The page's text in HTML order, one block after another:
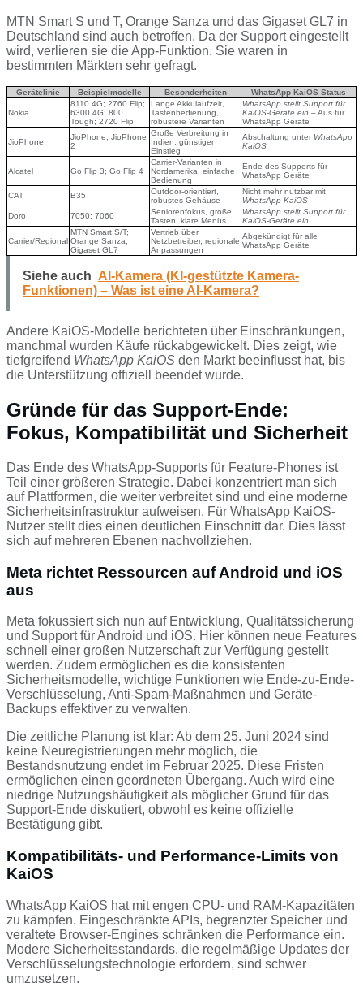
MTN Smart S und T, Orange Sanza und das Gigaset GL7 in
Deutschland sind auch betroffen. Da der Support eingestellt
wird, verlieren sie die App-Funktion. Sie waren in
bestimmten Märkten sehr gefragt.
Gerätelinie Beispielmodelle Besonderheiten WhatsApp KaiOS Status
Nokia
8110 4G; 2760 Flip;
6300 4G; 800
Tough; 2720 Flip
Lange Akkulaufzeit,
Tastenbedienung,
robustere Varianten
WhatsApp stellt Support für
KaiOS-Geräte ein – Aus für
WhatsApp Geräte
JioPhone
JioPhone; JioPhone
2
Große Verbreitung in
Indien, günstiger
Einstieg
Abschaltung unter WhatsApp
KaiOS
Alcatel Go Flip 3; Go Flip 4
Carrier-Varianten in
Nordamerika, einfache
Bedienung
Ende des Supports für
WhatsApp Geräte
CAT B35
Outdoor-orientiert,
robustes Gehäuse
Nicht mehr nutzbar mit
WhatsApp KaiOS
Doro
7050; 7060
Seniorenfokus, große
Tasten, klare Menüs
WhatsApp stellt Support für
KaiOS-Geräte ein
Carrier/Regional
MTN Smart S/T;
Orange Sanza;
Gigaset GL7
Vertrieb über
Netzbetreiber, regionale
Anpassungen
Abgekündigt für alle
WhatsApp Geräte
Siehe auch AI-Kamera (KI-gestützte Kamera-
Funktionen) – Was ist eine AI-Kamera?
Andere KaiOS-Modelle berichteten über Einschränkungen,
manchmal wurden Käufe rückabgewickelt. Dies zeigt, wie
tiefgreifend WhatsApp KaiOS den Markt beeinflusst hat, bis
die Unterstützung offiziell beendet wurde.
Gründe für das Support-Ende:
Fokus, Kompatibilität und Sicherheit
Das Ende des WhatsApp-Supports für Feature-Phones ist
Teil einer größeren Strategie. Dabei konzentriert man sich
auf Plattformen, die weiter verbreitet sind und eine moderne
Sicherheitsinfrastruktur aufweisen. Für WhatsApp KaiOS-
Nutzer stellt dies einen deutlichen Einschnitt dar. Dies lässt
sich auf mehreren Ebenen nachvollziehen.
Meta richtet Ressourcen auf Android und iOS
aus
Meta fokussiert sich nun auf Entwicklung, Qualitätssicherung
und Support für Android und iOS. Hier können neue Features
schnell einer großen Nutzerschaft zur Verfügung gestellt
werden. Zudem ermöglichen es die konsistenten
Sicherheitsmodelle, wichtige Funktionen wie Ende-zu-Ende-
Verschlüsselung, Anti-Spam-Maßnahmen und Geräte-
Backups effektiver zu verwalten.
Die zeitliche Planung ist klar: Ab dem 25. Juni 2024 sind
keine Neuregistrierungen mehr möglich, die
Bestandsnutzung endet im Februar 2025. Diese Fristen
ermöglichen einen geordneten Übergang. Auch wird eine
niedrige Nutzungshäufigkeit als möglicher Grund für das
Support-Ende diskutiert, obwohl es keine offizielle
Bestätigung gibt.
Kompatibilitäts- und Performance-Limits von
KaiOS
WhatsApp KaiOS hat mit engen CPU- und RAM-Kapazitäten
zu kämpfen. Eingeschränkte APIs, begrenzter Speicher und
veraltete Browser-Engines schränken die Performance ein.
Modere Sicherheitsstandards, die regelmäßige Updates der
Verschlüsselungstechnologie erfordern, sind schwer
umzusetzen.